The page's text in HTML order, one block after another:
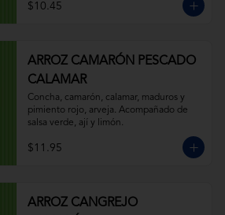
$10.45
ARROZ CAMARÓN PESCADO
CALAMAR
Concha, camarón, calamar, maduros y
pimiento rojo, arveja. Acompañado de
salsa verde, ají y limón.
$11.95
ARROZ CANGREJO